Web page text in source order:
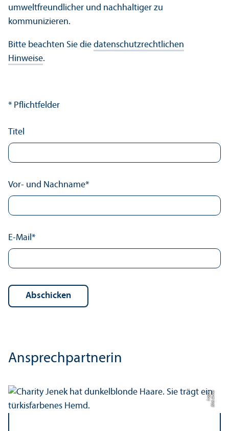
umwelt­freundlicher und nachhaltiger zu
kommunizieren.
Bitte beachten Sie die datenschutz­rechtlichen
Hinweise.
* Pflichtfelder
Titel
Vor- und Nachname*
E-Mail*
Ansprech­partnerin
Bil
d:
A
n
n
a
L
o
g
u
e